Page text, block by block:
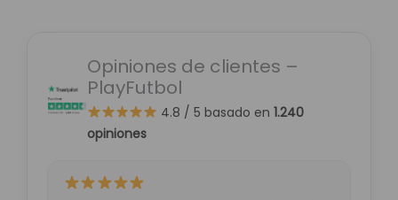
Opiniones de clientes –
PlayFutbol
4.8 / 5 basado en 1.240
opiniones